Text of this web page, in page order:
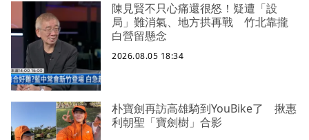
陳見賢不只心痛還很怒！疑遭「設
局」難消氣、地方拱再戰 竹北靠攏
白營留懸念
2026.08.05 18:34
朴寶劍再訪高雄騎到YouBike了 揪惠
利朝聖「寶劍樹」合影